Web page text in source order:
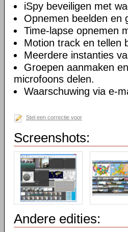
iSpy beveiligen met
Opnemen beelden en
Time-lapse opnemen
Motion track en tellen
Meerdere instanties
Groepen aanmaken
microfoons delen.
Waarschuwing via e-
Stel een correctie voor
Screenshots:
Andere edities: